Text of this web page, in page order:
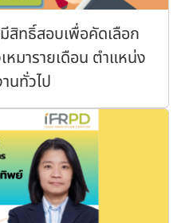
สิทธิ์สอบเพื่อคัดเลือก
หมารายเดือน ตำแหน่ง
นทั่วไป